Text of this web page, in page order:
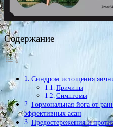
Содержание
Синдром истощения
Причины
Симптомы
Гормональная йога от
эффективных асан
Предостережения и